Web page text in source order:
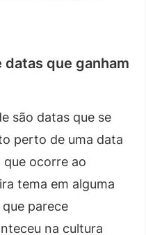
que ganham
são datas que se
perto de uma data
ocorre ao
tema em alguma
parece
na cultura